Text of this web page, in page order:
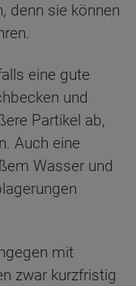
denn sie können
eine gute
und
Partikel ab,
Auch eine
Wasser und
mit
zwar kurzfristig